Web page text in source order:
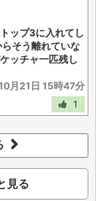
ップ3に入れてし
そう離れていな
ッチャ一匹残し
月21日 15時47分
1
見る